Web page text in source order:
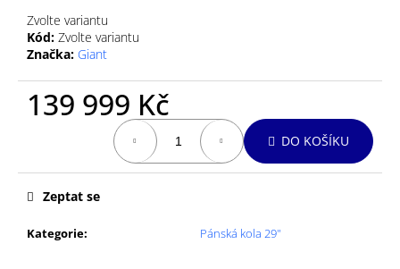
Zvolte variantu
Kód: Zvolte variantu
Značka: Giant
139 999 Kč
DO KOŠÍKU
Kategorie: Pánská kola 29"
Zeptat se
m
e
GU
ENERGY
SUBLIME
49